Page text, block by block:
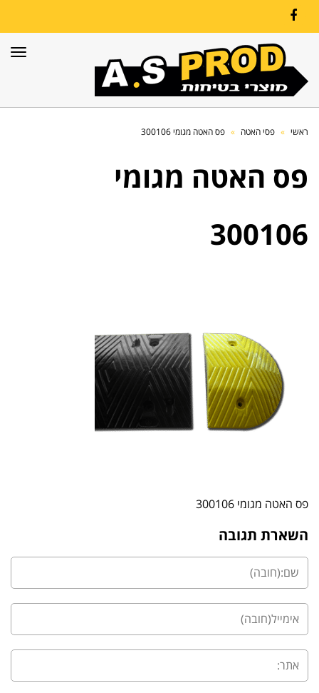
Facebook
ראשי » פסי האטה » פס האטה מגומי 300106
פס האטה מגומי
300106
פס האטה מגומי 300106
השארת תגובה